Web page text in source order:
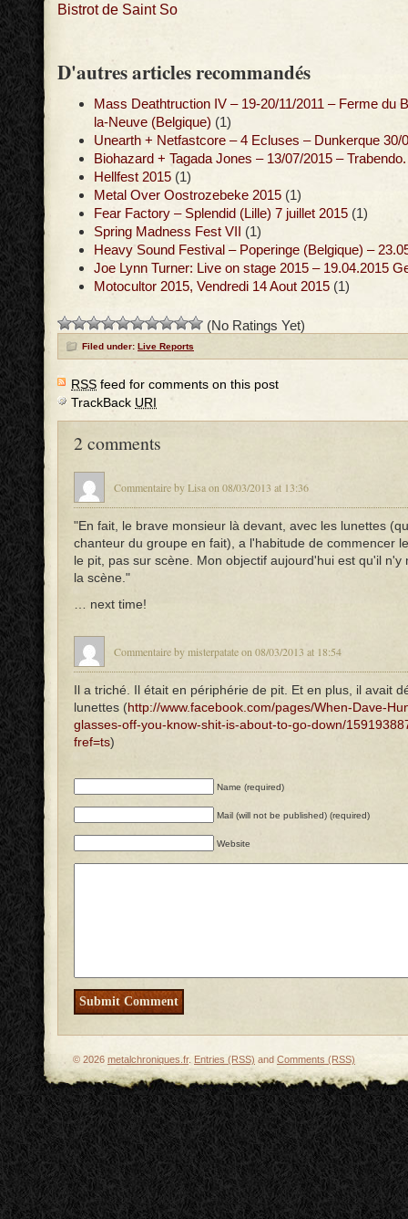
Bistrot de Saint So
D'autres articles recommandés
Mass Deathtruction IV – 19-20/11/2011 – Ferme du
la-Neuve (Belgique) (1)
Unearth + Netfastcore – 4 Ecluses – Dunkerque 30/
Biohazard + Tagada Jones – 13/07/2015 – Trabendo.
Hellfest 2015 (1)
Metal Over Oostrozebeke 2015 (1)
Fear Factory – Splendid (Lille) 7 juillet 2015 (1)
Spring Madness Fest VII (1)
Heavy Sound Festival – Poperinge (Belgique) –
Joe Lynn Turner: Live on stage 2015 – 19.04.2015
Motocultor 2015, Vendredi 14 Aout 2015 (1)
(No Ratings Yet)
Filed under: Live Reports
RSS feed for comments on this post
TrackBack URI
2 comments
Commentaire by Lisa on 08/03/2013 at 13:36
"En fait, le brave monsieur là devant, avec les lunettes
chanteur du groupe en fait), a l'habitude de commencer
le pit, pas sur scène. Mon objectif aujourd'hui est qu'il n'y
la scène."
… next time!
Commentaire by misterpatate on 08/03/2013 at 18:54
Il a triché. Il était en périphérie de pit. Et en plus, il avait
lunettes (http://www.facebook.com/pages/When-Dave-
glasses-off-you-know-shit-is-about-to-go-down/
fref=ts)
Name (required)
Mail (will not be published) (required)
Website
© 2026 metalchroniques.fr. Entries (RSS) and Comments (RSS)